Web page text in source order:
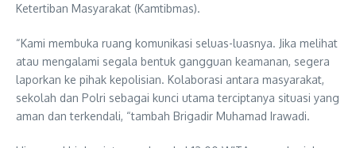
Ketertiban Masyarakat (Kamtibmas).
“Kami membuka ruang komunikasi seluas-luasnya. Jika melihat
atau mengalami segala bentuk gangguan keamanan, segera
laporkan ke pihak kepolisian. Kolaborasi antara masyarakat,
sekolah dan Polri sebagai kunci utama terciptanya situasi yang
aman dan terkendali, “tambah Brigadir Muhamad Irawadi.